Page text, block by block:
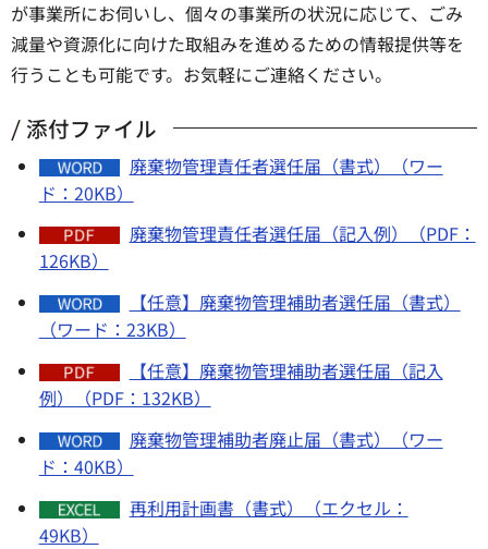
が事業所にお伺いし、個々の事業所の状況に応じて、ごみ
減量や資源化に向けた取組みを進めるための情報提供等を
行うことも可能です。お気軽にご連絡ください。
添付ファイル
廃棄物管理責任者選任届（書式）（ワー
ド：20KB）
廃棄物管理責任者選任届（記入例）（PDF：
126KB）
【任意】廃棄物管理補助者選任届（書式）
（ワード：23KB）
【任意】廃棄物管理補助者選任届（記入
例）（PDF：132KB）
廃棄物管理補助者廃止届（書式）（ワー
ド：40KB）
再利用計画書（書式）（エクセル：
49KB）